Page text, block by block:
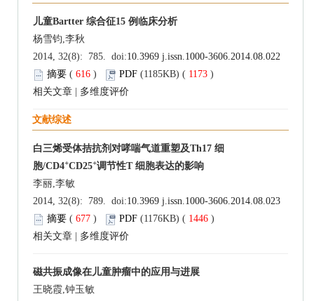
儿童Bartter 综合征15 例临床分析
杨雪钧,李秋
2014, 32(8): 785. doi:10.3969 j.issn.1000-3606.2014.08.022
摘要 ( 616 ) PDF (1185KB) ( 1173 )
相关文章
多维度评价
文献综述
白三烯受体拮抗剂对哮喘气道重塑及Th17 细
胞/CD4+CD25+调节性T 细胞表达的影响
李丽,李敏
2014, 32(8): 789. doi:10.3969 j.issn.1000-3606.2014.08.023
摘要 ( 677 ) PDF (1176KB) ( 1446 )
相关文章
多维度评价
磁共振成像在儿童肿瘤中的应用与进展
王晓霞,钟玉敏